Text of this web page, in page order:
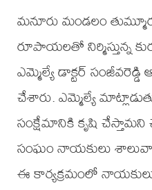
మనూరు మండలం
రూపాయలతో నిర్మిస్తున్న
ఎమ్మెల్యే డాక్టర్
చేశారు. ఎమ్మెల్యే
సంక్షేమానికి కృషి చేస్తామని
సంఘం నాయకులు
ఈ కార్యక్రమంలో నాయకులు